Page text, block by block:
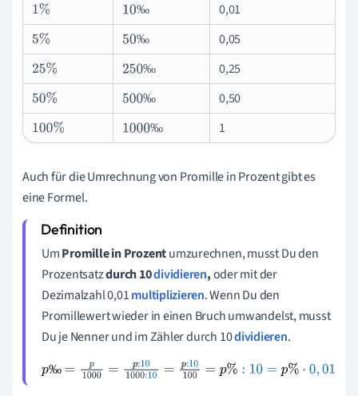
1% ‰
10‰
0,01
5% ‰
50‰
0,05
25% ‰
250‰
0,25
50% ‰
500‰
0,50
100% ‰
1000‰ 1
Auch für die Umrechnung von Promille in Prozent gibt es
eine Formel.
UmPromille in Prozentumzurechnen, musst Du den
Prozentsatzdurch 10dividieren,oder mit der
Dezimalzahl 0,01multiplizieren. Wenn Du den
Promillewert wieder in einen Bruch umwandelst, musst
Du je Nenner und im Zähler durch 10dividieren.
‰
p‰ =p 1000= p:101000:10= p:10100 =p% : 10= p% ·0,01